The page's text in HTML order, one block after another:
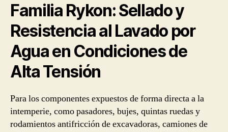
Familia Rykon: Sellado y
Resistencia al Lavado por
Agua en Condiciones de
Alta Tensión
Para los componentes expuestos de forma directa a la
intemperie, como pasadores, bujes, quintas ruedas y
rodamientos antifricción de excavadoras, camiones de